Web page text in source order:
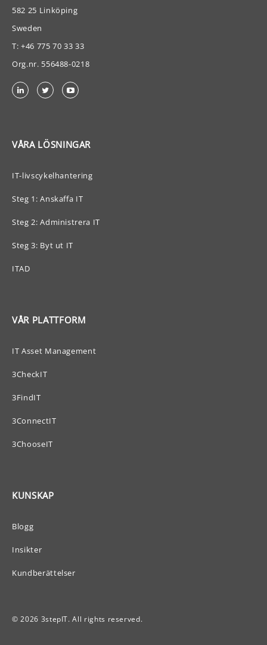
582 25 Linköping
Sweden
T: +46 775 70 33 33
Org.nr. 556488-0218
VÅRA LÖSNINGAR
IT-livscykelhantering
Steg 1: Anskaffa IT
Steg 2: Administrera IT
Steg 3: Byt ut IT
ITAD
VÅR PLATTFORM
IT Asset Management
3CheckIT
3FindIT
3ConnectIT
3ChooseIT
KUNSKAP
Blogg
Insikter
Kundberättelser
© 2026 3stepIT. All rights reserved.